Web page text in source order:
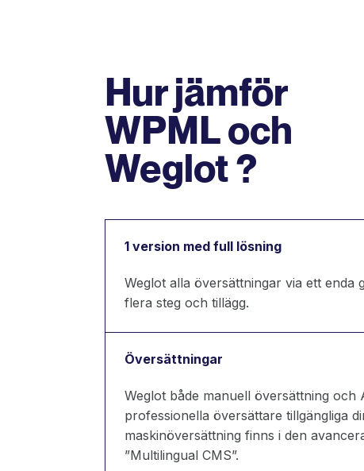
Hur jämför
WPML och
Weglot ?
1 version med full lösning
Weglot alla översättningar via ett
flera steg och tillägg.
Översättningar
Weglot både manuell översättning och
professionella översättare tillgängliga
maskinöversättning finns i den
”Multilingual CMS”.